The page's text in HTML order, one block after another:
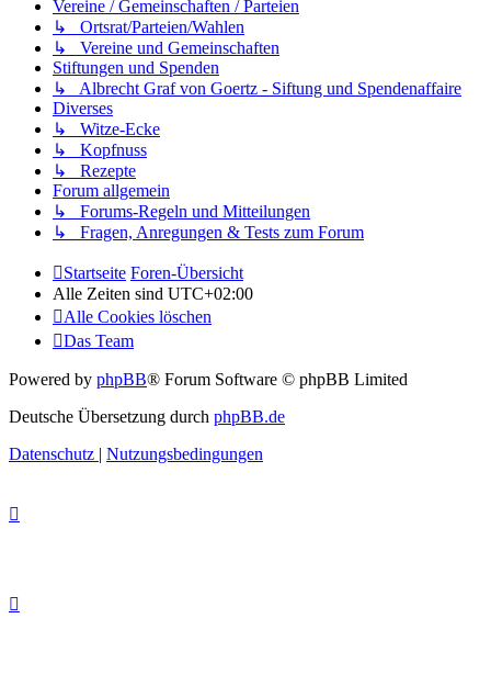
Vereine / Gemeinschaften / Parteien
↳ Ortsrat/Parteien/Wahlen
↳ Vereine und Gemeinschaften
Stiftungen und Spenden
↳ Albrecht Graf von Goertz - Siftung und Spendenaffaire
Diverses
↳ Witze-Ecke
↳ Kopfnuss
↳ Rezepte
Forum allgemein
↳ Forums-Regeln und Mitteilungen
↳ Fragen, Anregungen & Tests zum Forum
Startseite Foren-Übersicht
Alle Zeiten sind UTC+02:00
Alle Cookies löschen
Das Team
Powered by phpBB® Forum Software © phpBB Limited
Deutsche Übersetzung durch phpBB.de
Datenschutz | Nutzungsbedingungen